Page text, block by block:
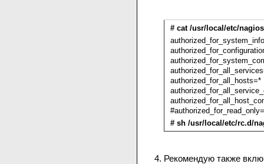
# cat /usr/local/etc/
authorized_for_all_hosts=*
# sh /usr/local/etc/rc.d/
Рекомендую также